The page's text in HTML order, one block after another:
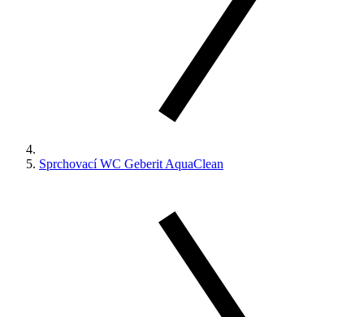
Sprchovací WC Geberit AquaClean